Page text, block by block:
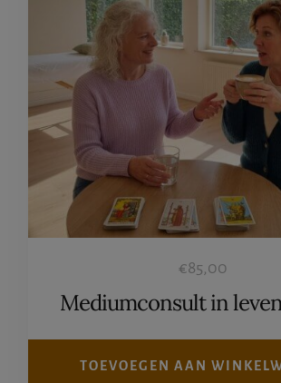
€85,00
Mediumconsult in
TOEVOEGEN AAN